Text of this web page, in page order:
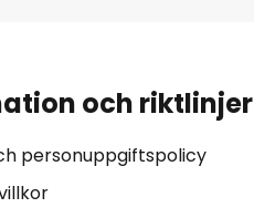
och riktlinjer
personuppgiftspolicy